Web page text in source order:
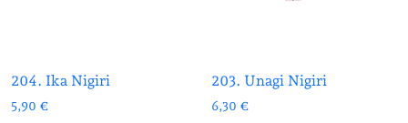
204. Ika Nigiri
5,90 €
203. Unagi Nigiri
6,30 €